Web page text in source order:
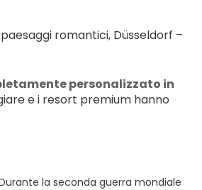
romantici, Düsseldorf –
personalizzato in
e i resort premium hanno
la seconda guerra mondiale